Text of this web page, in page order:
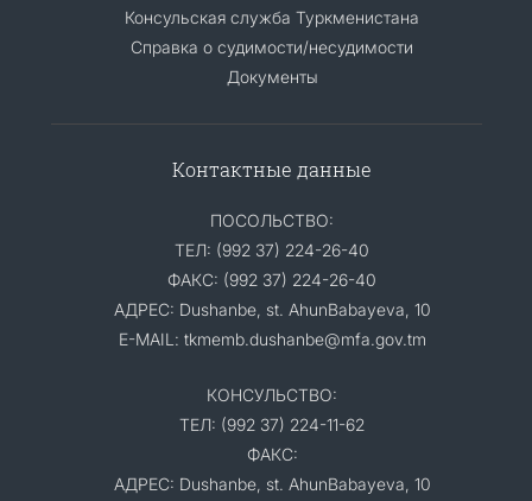
Консульская служба Туркменистана
Справка о судимости/несудимости
Документы
Контактные данные
ПОСОЛЬСТВО:
ТЕЛ: (992 37) 224-26-40
ФАКС: (992 37) 224-26-40
АДРЕС: Dushanbe, st. AhunBabayeva, 10
E-MAIL: tkmemb.dushanbe@mfa.gov.tm
КОНСУЛЬСТВО:
ТЕЛ: (992 37) 224-11-62
ФАКС:
АДРЕС: Dushanbe, st. AhunBabayeva, 10